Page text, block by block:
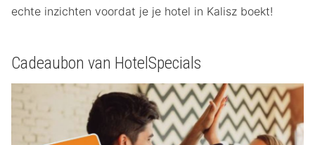
echte inzichten voordat je je hotel in Kalisz boekt!
Cadeaubon van HotelSpecials